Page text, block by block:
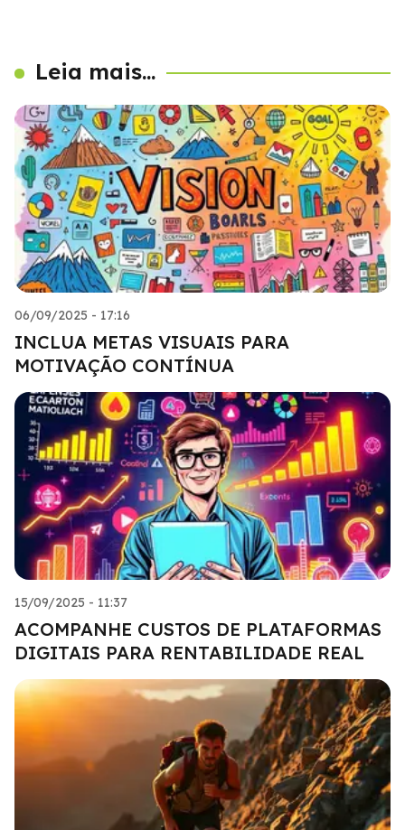
Leia mais...
06/09/2025 - 17:16
INCLUA METAS VISUAIS PARA
MOTIVAÇÃO CONTÍNUA
15/09/2025 - 11:37
ACOMPANHE CUSTOS DE PLATAFORMAS
DIGITAIS PARA RENTABILIDADE REAL